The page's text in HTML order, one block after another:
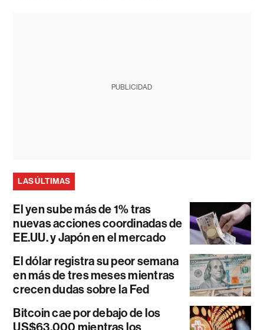
PUBLICIDAD
LAS ÚLTIMAS
El yen sube más de 1% tras
nuevas acciones coordinadas de
EE.UU. y Japón en el mercado
El dólar registra su peor semana
en más de tres meses mientras
crecen dudas sobre la Fed
Bitcoin cae por debajo de los
US$63.000 mientras los